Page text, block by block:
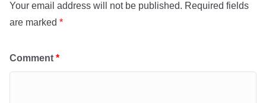
Your email address will not be published. Required fields
are marked *
Comment *